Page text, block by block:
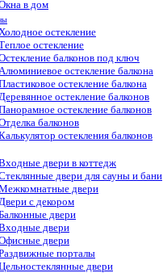
в дом
остекление
остекление
балконов под ключ
остекление балкона
остекление балкона
остекление балконов
остекление балконов
балконов
остекления балконов
двери в коттедж
двери для сауны и бани
двери
с декором
двери
двери
двери
порталы
двери